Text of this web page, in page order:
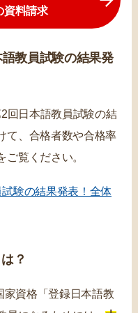
資料請求
教員試験の結果発
回日本語教員試験の結
て、合格者数や合格率
覧ください。
験の結果発表！全体
？
家資格「登録日本語教